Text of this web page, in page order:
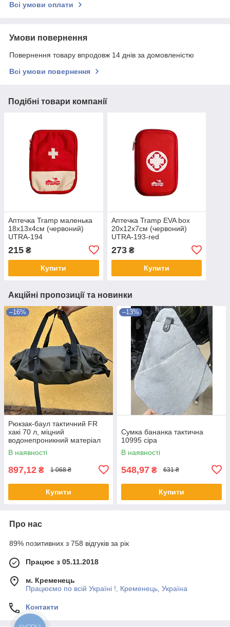
Всі умови оплати
Умови повернення
Повернення товару впродовж 14 днів за домовленістю
Всі умови повернення
Подібні товари компанії
Аптечка Tramp маленька
18х13х4см (червоний)
UTRA-194
215 ₴
Купити
Аптечка Tramp EVA box
20х12х7см (червоний)
UTRA-193-red
273₴
Купити
Акційні пропозиції та новинки
–16%
Рюкзак-баул тактичний FR
хакі 70 л, міцний
водонепроникний матеріал
600D, великий об'єм для
туризму, кемпінгу, альпінізму
В наявності
897,12 ₴ 1 068 ₴
Купити
–13%
Сумка бананка тактична
10995 сіра
В наявності
548,97 ₴ 631 ₴
Купити
Про нас
89% позитивних з 758 відгуків за рік
Працює з 05.11.2018
м. Кременець
Працюємо по всій Україні !, Кременець, Україна
Контакти